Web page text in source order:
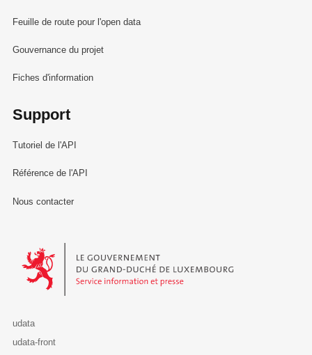
Feuille de route pour l'open data
Gouvernance du projet
Fiches d'information
Support
Tutoriel de l'API
Référence de l'API
Nous contacter
Le Gouvernement du Grand-Duché de Luxembourg - Service
udata
udata-front